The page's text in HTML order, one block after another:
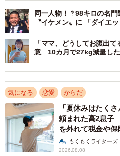
代）といった意見が寄せられま
同一人物！？98キロの名
〝イケメン〟に 「ダイエ
「ママ、どうしてお腹出
意 10カ月で27kg減量し
気になる 恋愛 からだ
「夏休みはたく
頼まれた高2息子
を外れて税金や
説】もくもくライターズ
2026.08.08